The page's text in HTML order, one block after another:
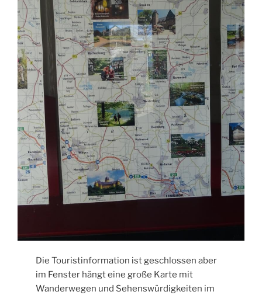
Die Touristinformation ist geschlossen aber
im Fenster hängt eine große Karte mit
Wanderwegen und Sehenswürdigkeiten im